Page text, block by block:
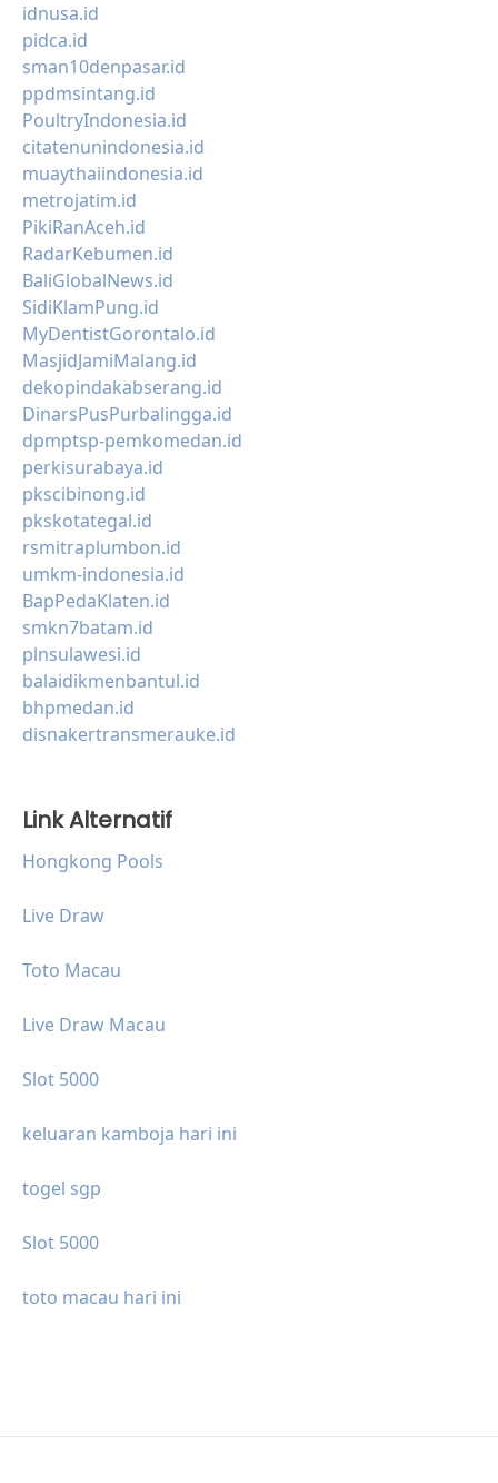
idnusa.id
pidca.id
sman10denpasar.id
ppdmsintang.id
PoultryIndonesia.id
citatenunindonesia.id
muaythaiindonesia.id
metrojatim.id
PikiRanAceh.id
RadarKebumen.id
BaliGlobalNews.id
SidiKlamPung.id
MyDentistGorontalo.id
MasjidJamiMalang.id
dekopindakabserang.id
DinarsPusPurbalingga.id
dpmptsp-pemkomedan.id
perkisurabaya.id
pkscibinong.id
pkskotategal.id
rsmitraplumbon.id
umkm-indonesia.id
BapPedaKlaten.id
smkn7batam.id
plnsulawesi.id
balaidikmenbantul.id
bhpmedan.id
disnakertransmerauke.id
Link Alternatif
Hongkong Pools
Live Draw
Toto Macau
Live Draw Macau
Slot 5000
keluaran kamboja hari ini
togel sgp
Slot 5000
toto macau hari ini